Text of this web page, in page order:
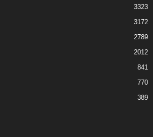
3323
3172
2789
2012
841
770
389